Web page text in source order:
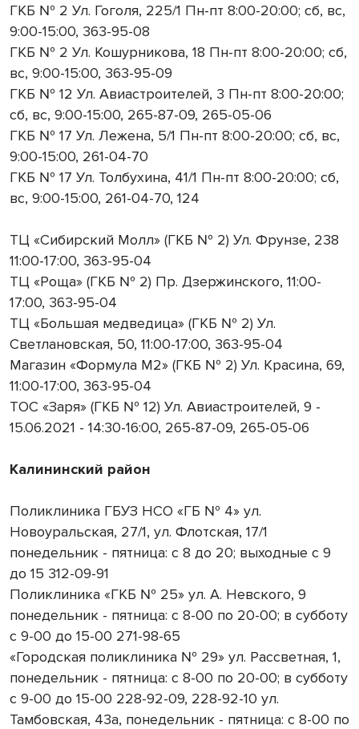
ГКБ № 2 Ул. Гоголя, 225/1 Пн-пт 8:00-20:00; сб, вс,
9:00-15:00, 363-95-08
ГКБ № 2 Ул. Кошурникова, 18 Пн-пт 8:00-20:00; сб,
вс, 9:00-15:00, 363-95-09
ГКБ № 12 Ул. Авиастроителей, 3 Пн-пт 8:00-20:00;
сб, вс, 9:00-15:00, 265-87-09, 265-05-06
ГКБ № 17 Ул. Лежена, 5/1 Пн-пт 8:00-20:00; сб, вс,
9:00-15:00, 261-04-70
ГКБ № 17 Ул. Толбухина, 41/1 Пн-пт 8:00-20:00; сб,
вс, 9:00-15:00, 261-04-70, 124
ТЦ «Сибирский Молл» (ГКБ № 2) Ул. Фрунзе, 238
11:00-17:00, 363-95-04
ТЦ «Роща» (ГКБ № 2) Пр. Дзержинского, 11:00-
17:00, 363-95-04
ТЦ «Большая медведица» (ГКБ № 2) Ул.
Светлановская, 50, 11:00-17:00, 363-95-04
Магазин «Формула М2» (ГКБ № 2) Ул. Красина, 69,
11:00-17:00, 363-95-04
ТОС «Заря» (ГКБ № 12) Ул. Авиастроителей, 9 -
15.06.2021 - 14:30-16:00, 265-87-09, 265-05-06
Калининский район
Поликлиника ГБУЗ НСО «ГБ № 4» ул.
Новоуральская, 27/1, ул. Флотская, 17/1
понедельник - пятница: с 8 до 20; выходные с 9
до 15 312-09-91
Поликлиника «ГКБ № 25» ул. А. Невского, 9
понедельник - пятница: с 8-00 по 20-00; в субботу
с 9-00 до 15-00 271-98-65
«Городская поликлиника № 29» ул. Рассветная, 1,
понедельник - пятница: с 8-00 по 20-00; в субботу
с 9-00 до 15-00 228-92-09, 228-92-10 ул.
Тамбовская, 43а, понедельник - пятница: с 8-00 по